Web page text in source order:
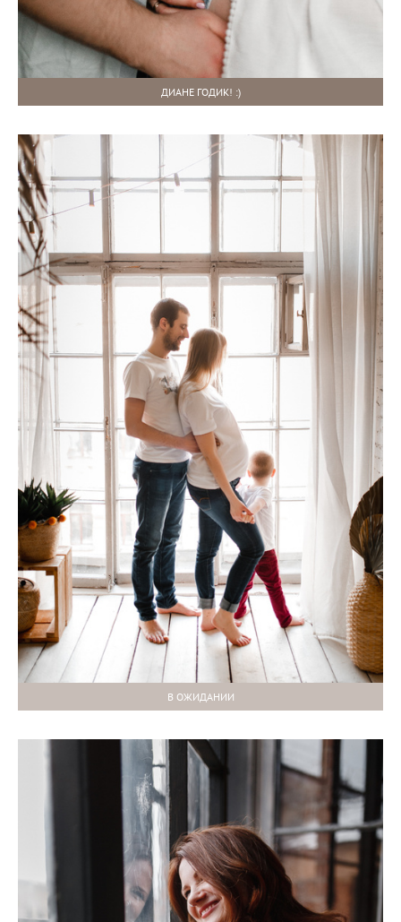
ДИАНЕ ГОДИК! :)
В ОЖИДАНИИ